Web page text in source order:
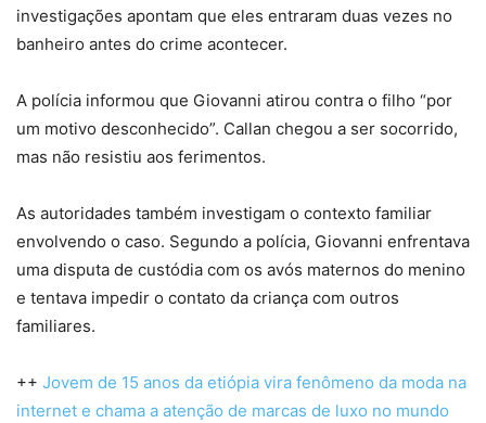
investigações apontam que eles entraram duas vezes no
banheiro antes do crime acontecer.
A polícia informou que Giovanni atirou contra o filho “por
um motivo desconhecido”. Callan chegou a ser socorrido,
mas não resistiu aos ferimentos.
As autoridades também investigam o contexto familiar
envolvendo o caso. Segundo a polícia, Giovanni enfrentava
uma disputa de custódia com os avós maternos do menino
e tentava impedir o contato da criança com outros
familiares.
++ Jovem de 15 anos da etiópia vira fenômeno da moda na
internet e chama a atenção de marcas de luxo no mundo